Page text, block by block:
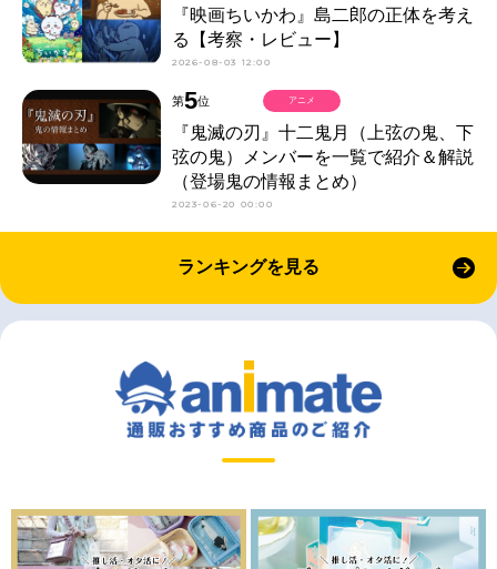
『映画ちいかわ』島二郎の正体を考え
る【考察・レビュー】
2026-08-03 12:00
第5位
『鬼滅の刃』十二鬼月（上弦の鬼、下
弦の鬼）メンバーを一覧で紹介＆解説
（登場鬼の情報まとめ）
2023-06-20 00:00
アニメ
ランキングを見る